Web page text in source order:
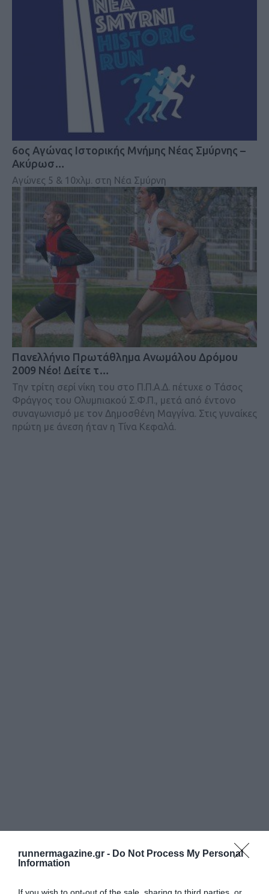
runnermagazine.gr - Do Not Process My Personal
Information
6ος Αγώνας Ιστορικής Μνήμης Νέας Σμύρνης –
Ακύρωσ…
Αγώνες 5 & 10χλμ. στη Νέα Σμύρνη
Πανελλήνιο Πρωτάθλημα Ανωμάλου Δρόμου
2009 Νέο! Δείτε τ…
Την τρίτη σερί νίκη του στο Π.Π.Α.Δ. πέτυχε ο Τάσος
Φράγγος του Ολυμπιακού Σ.Φ.Π., μετά από έντονο
συναγωνισμό με τον Δημοσθένη Μαγγίνα. Στις γυναίκες
πρώτη με άνεση ήταν η Τίνα Κεφαλά.